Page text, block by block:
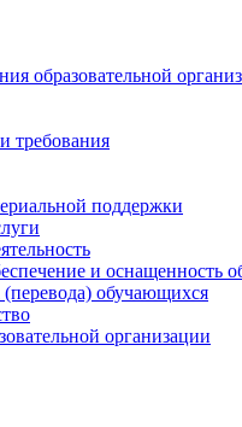
образовательной
требования
поддержки
и оснащенность
обучающихся
организации